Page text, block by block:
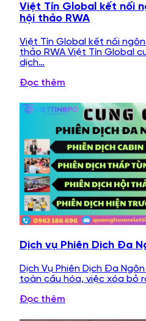
Việt Tín Global kết nối
hội thảo RWA
Việt Tín Global kết nối
thảo RWA Việt Tín Global
dịch…
Đọc thêm
Dịch vụ Phiên Dịch Đa
Dịch Vụ Phiên Dịch Đa
toàn cầu hóa, việc xóa bỏ
Đọc thêm